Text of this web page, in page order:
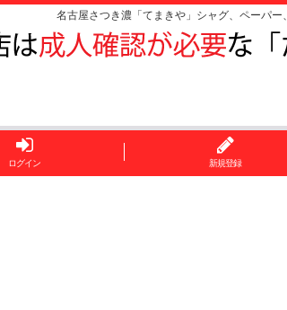
名古屋さつき濃「てまきや」シャグ、ペーパ
ログイン 新規登録